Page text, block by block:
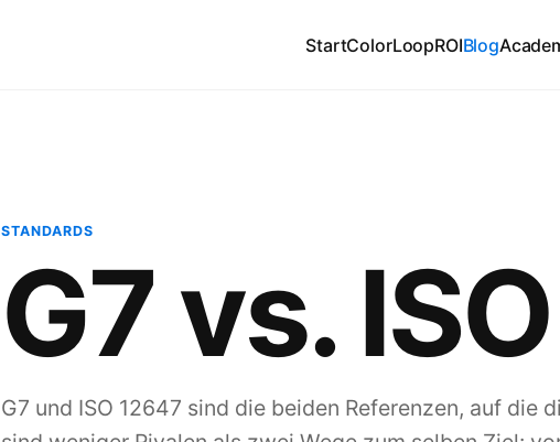
StartColorLoopROIBlog
STANDARDS
G7 vs.
G7 und ISO 12647 sind die beiden Referenzen, auf die